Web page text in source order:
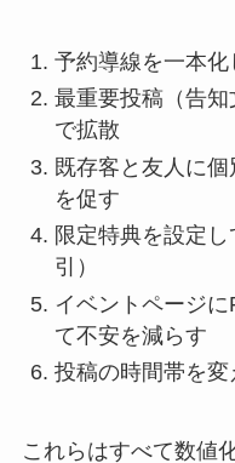
予約導線を一本
最重要投稿（告
で拡散
既存客と友人に
を促す
限定特典を設定
引）
イベントページ
て不安を減らす
投稿の時間帯を
これらはすべて数値